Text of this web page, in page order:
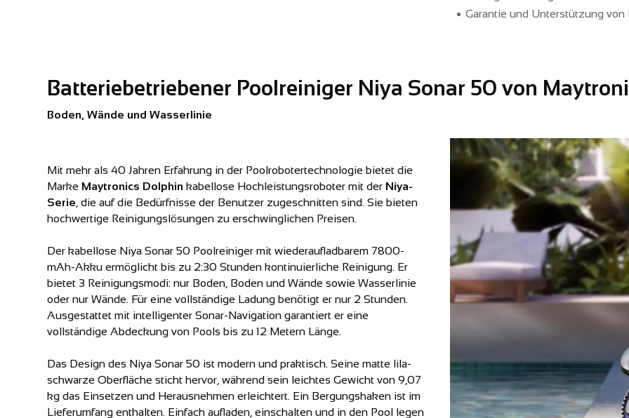
Garantie und Unterstützung von
Batteriebetriebener Poolreiniger Niya Sonar 50 von
Boden, Wände und Wasserlinie
Mit mehr als 40 Jahren Erfahrung in der Poolrobotertechnologie bietet die
Marke Maytronics Dolphin kabellose Hochleistungsroboter mit der Niya-
Serie , die auf die Bedürfnisse der Benutzer zugeschnitten sind. Sie bieten
hochwertige Reinigungslösungen zu erschwinglichen Preisen.
Der kabellose Niya Sonar 50 Poolreiniger mit wiederaufladbarem 7800-
mAh-Akku ermöglicht bis zu 2:30 Stunden kontinuierliche Reinigung. Er
bietet 3 Reinigungsmodi: nur Boden, Boden und Wände sowie Wasserlinie
oder nur Wände. Für eine vollständige Ladung benötigt er nur 2 Stunden.
Ausgestattet mit intelligenter Sonar-Navigation garantiert er eine
vollständige Abdeckung von Pools bis zu 12 Metern Länge.
Das Design des Niya Sonar 50 ist modern und praktisch. Seine matte lila-
schwarze Oberfläche sticht hervor, während sein leichtes Gewicht von 9,07
kg das Einsetzen und Herausnehmen erleichtert. Ein Bergungshaken ist im
Lieferumfang enthalten. Einfach aufladen, einschalten und in den Pool legen